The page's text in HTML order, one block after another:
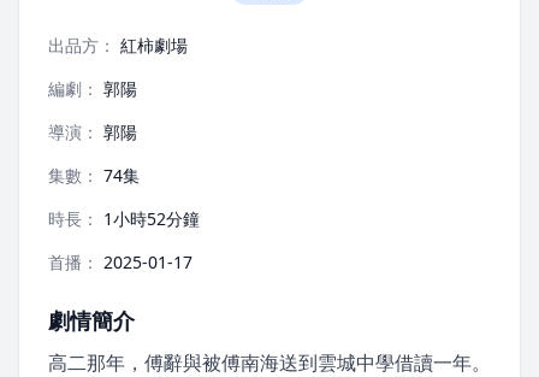
出品方： 紅柿劇場
編劇： 郭陽
導演： 郭陽
集數： 74集
時長： 1小時52分鐘
首播： 2025-01-17
劇情簡介
高二那年，傅辭與被傅南海送到雲城中學借讀一年。